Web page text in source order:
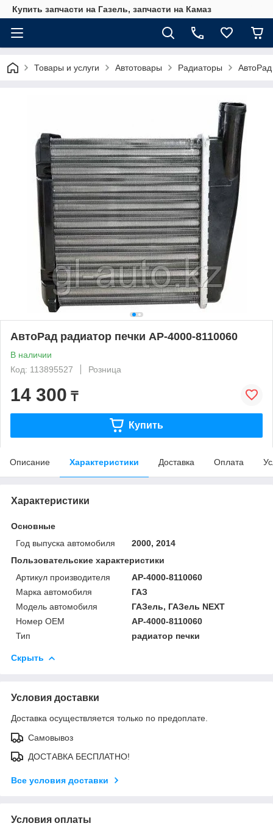
Купить запчасти на Газель, запчасти на Камаз
Товары и услуги Автотовары Радиаторы
АвтоРад радиатор печки АР-4000-8110060
В наличии
Код: 113895527
Розница
14 300 ₸
Купить
Описание Характеристики Доставка Оплата
Характеристики
Основные
Год выпуска автомобиля
2000, 2014
Пользовательские характеристики
Артикул производителя
АР-4000-8110060
Марка автомобиля
ГАЗ
Модель автомобиля
ГАЗель, ГАЗель NEXT
Номер OEM
АР-4000-8110060
Тип
радиатор печки
Скрыть
Условия доставки
Доставка осуществляется только по предоплате.
Самовывоз
ДОСТАВКА БЕСПЛАТНО!
Все условия доставки
Условия оплаты